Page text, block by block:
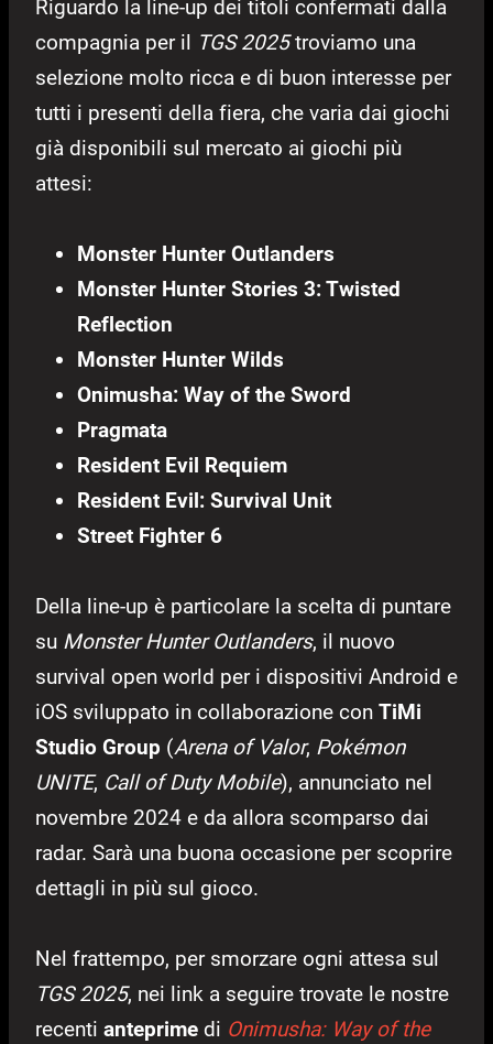
Riguardo la line-up dei titoli confermati dalla
compagnia per il TGS 2025troviamo una
selezione molto ricca e di buon interesse per
tutti i presenti della fiera, che varia dai giochi
già disponibili sul mercato ai giochi più
attesi:
Monster Hunter Outlanders
Monster Hunter Stories 3: Twisted
Reflection
Monster Hunter Wilds
Onimusha: Way of the Sword
Pragmata
Resident Evil Requiem
Resident Evil: Survival Unit
Street Fighter 6
Della line-up è particolare la scelta di puntare
su Monster Hunter Outlanders, il nuovo
survival open world per i dispositivi Android e
iOS sviluppato in collaborazione con TiMi
Studio Group (Arena of Valor, Pokémon
UNITE, Call of Duty Mobile), annunciato nel
novembre 2024 e da allora scomparso dai
radar. Sarà una buona occasione per scoprire
dettagli in più sul gioco.
Nel frattempo, per smorzare ogni attesa sul
TGS 2025, nei link a seguire trovate le nostre
recenti anteprime di Onimusha: Way of the